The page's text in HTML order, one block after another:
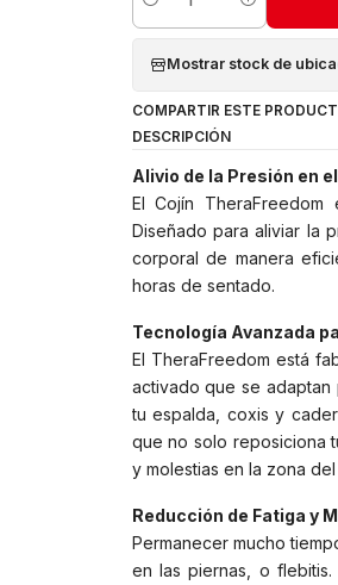
Cantidad
Mostrar stock de
COMPARTIR ESTE
DESCRIPCIÓN
Alivio de la Presión en
El Cojín
Diseñado para aliviar la
corporal de manera
horas de sentado.
Tecnología Avanzada
El TheraFreedom está
activado que se
tu espalda, coxis y
que no solo reposiciona
y molestias en la zona
Reducción de Fatiga y
Permanecer mucho
en las piernas, o